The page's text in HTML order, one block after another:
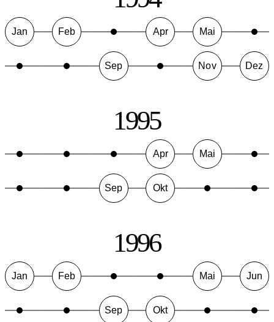
Jan Feb Apr Mai
Sep Nov Dez
1995
Apr Mai
Sep Okt
1996
Jan Feb Mai Jun
Sep Okt